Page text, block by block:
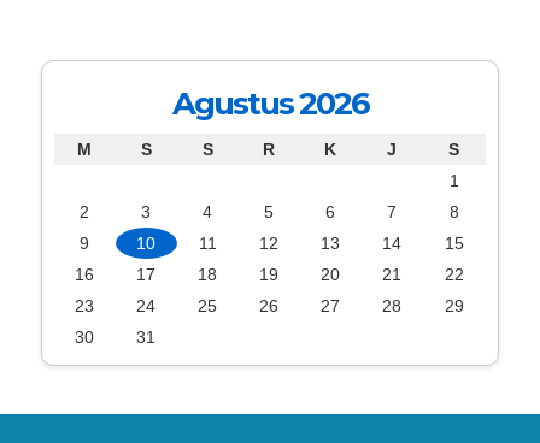
Agustus 2026
M S S R K J
S
1
2
3 4 5 6 7
8
9
10 11 12 13 14
15
16
17 18 19 20 21
22
23
24 25 26 27 28
29
30
31